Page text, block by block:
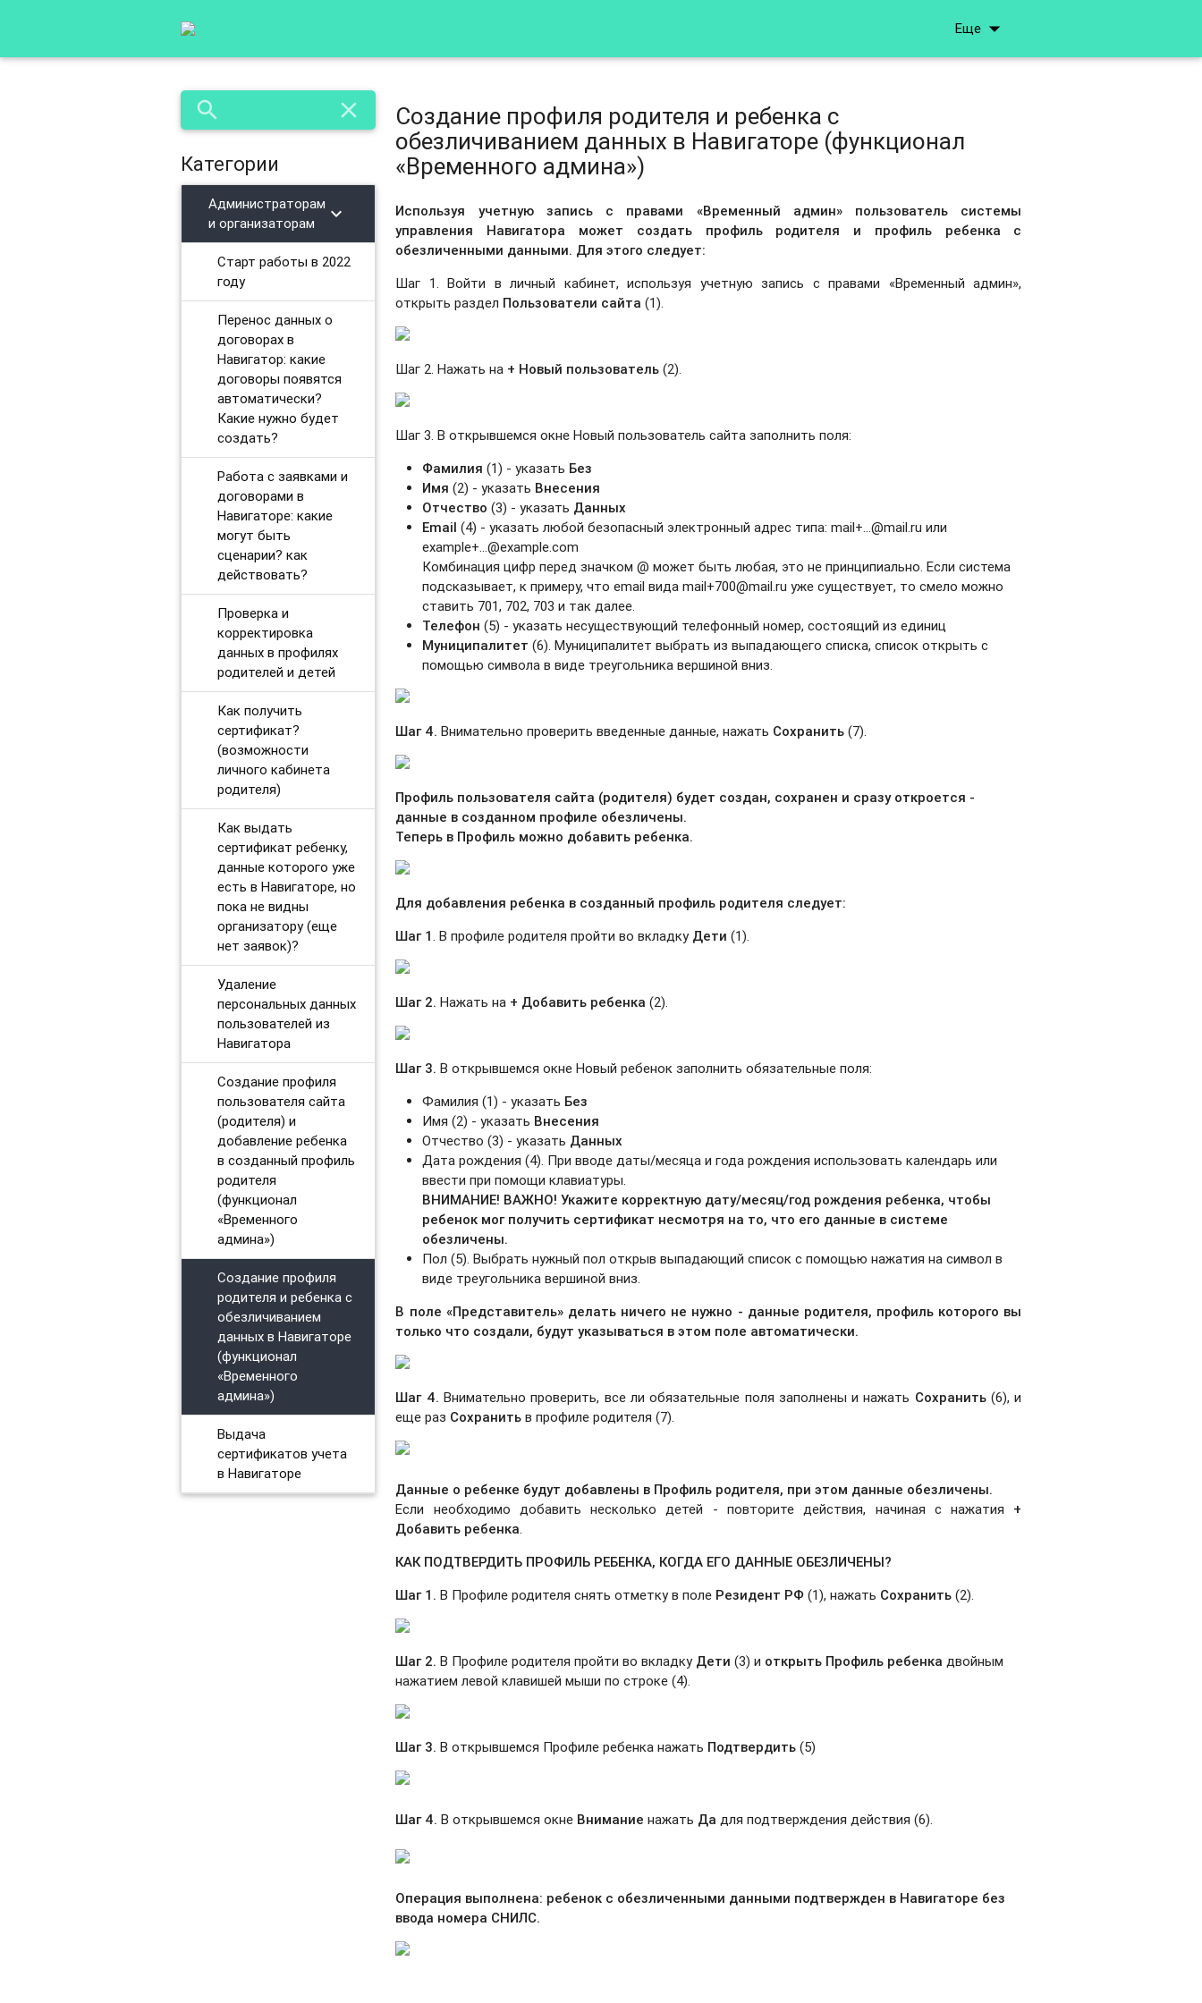
Еще arrow_drop_down
search close
Категории
Администраторам
и организаторам
chevron_right
Старт работы в 2022
году
Перенос данных о
договорах в
Навигатор: какие
договоры появятся
автоматически?
Какие нужно будет
создать?
Работа с заявками и
договорами в
Навигаторе: какие
могут быть
сценарии? как
действовать?
Проверка и
корректировка
данных в профилях
родителей и детей
Как получить
сертификат?
(возможности
личного кабинета
родителя)
Как выдать
сертификат ребенку,
данные которого уже
есть в Навигаторе, но
пока не видны
организатору (еще
нет заявок)?
Удаление
персональных данных
пользователей из
Навигатора
Создание профиля
пользователя сайта
(родителя) и
добавление ребенка
в созданный профиль
родителя
(функционал
«Временного
админа»)
Создание профиля
родителя и ребенка с
обезличиванием
данных в Навигаторе
(функционал
«Временного
админа»)
Выдача
сертификатов учета
в Навигаторе
Создание профиля родителя и ребенка с
обезличиванием данных в Навигаторе (функционал
«Временного админа»)
Используя учетную запись с правами «Временный админ» пользователь системы
управления Навигатора может создать профиль родителя и профиль ребенка с
обезличенными данными. Для этого следует:
Шаг 1. Войти в личный кабинет, используя учетную запись с правами «Временный админ»,
открыть раздел Пользователи сайта (1).
Шаг 2. Нажать на + Новый пользователь (2).
Шаг 3. В открывшемся окне Новый пользователь сайта заполнить поля:
Фамилия (1) - указать Без
Имя (2) - указать Внесения
Отчество (3) - указать Данных
Email (4) - указать любой безопасный электронный адрес типа: mail+...@mail.ru или
example+...@example.com
Комбинация цифр перед значком @ может быть любая, это не принципиально. Если система
подсказывает, к примеру, что email вида mail+700@mail.ru уже существует, то смело можно
ставить 701, 702, 703 и так далее.
Телефон (5) - указать несуществующий телефонный номер, состоящий из единиц
Муниципалитет (6). Муниципалитет выбрать из выпадающего списка, список открыть с
помощью символа в виде треугольника вершиной вниз.
Шаг 4. Внимательно проверить введенные данные, нажать Сохранить (7).
Профиль пользователя сайта (родителя) будет создан, сохранен и сразу откроется -
данные в созданном профиле обезличены.
Теперь в Профиль можно добавить ребенка.
Для добавления ребенка в созданный профиль родителя следует:
Шаг 1 . В профиле родителя пройти во вкладку Дети (1).
Шаг 2. Нажать на + Добавить ребенка (2).
Шаг 3. В открывшемся окне Новый ребенок заполнить обязательные поля:
Фамилия (1) - указать Без
Имя (2) - указать Внесения
Отчество (3) - указать Данных
Дата рождения (4). При вводе даты/месяца и года рождения использовать календарь или
ввести при помощи клавиатуры.
ВНИМАНИЕ! ВАЖНО! Укажите корректную дату/месяц/год рождения ребенка, чтобы
ребенок мог получить сертификат несмотря на то, что его данные в системе
обезличены.
Пол (5). Выбрать нужный пол открыв выпадающий список с помощью нажатия на символ в
виде треугольника вершиной вниз.
В поле «Представитель» делать ничего не нужно - данные родителя, профиль которого вы
только что создали, будут указываться в этом поле автоматически.
Шаг 4.Внимательно проверить, все ли обязательные поля заполнены и нажать Сохранить(6), и
еще раз Сохранить в профиле родителя (7).
Данные о ребенке будут добавлены в Профиль родителя, при этом данные обезличены.
Если необходимо добавить несколько детей - повторите действия, начиная с нажатия +
Добавить ребенка
КАК ПОДТВЕРДИТЬ ПРОФИЛЬ РЕБЕНКА, КОГДА ЕГО ДАННЫЕ ОБЕЗЛИЧЕНЫ?
Шаг 1.В Профиле родителя снять отметку в поле Резидент РФ (1), нажать Сохранить (2).
Шаг 2.В Профиле родителя пройти во вкладку Дети (3) и открыть Профиль ребенка двойным
нажатием левой клавишей мыши по строке (4).
Шаг 3.В открывшемся Профиле ребенка нажать Подтвердить (5)
Шаг 4. В открывшемся окне Внимание нажать Да для подтверждения действия (6).
Операция выполнена: ребенок с обезличенными данными подтвержден в Навигаторе без
ввода номера СНИЛС.